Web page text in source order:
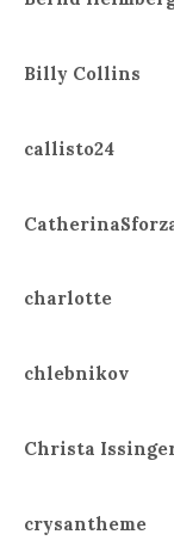
Billy Collins
callisto24
charlotte
chlebnikov
Christa
crysantheme